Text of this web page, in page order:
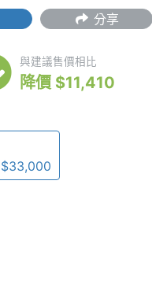
分享
低)
與建議售價相比
降價 $11,410